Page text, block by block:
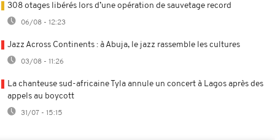
308 otages libérés lors d’une opération de sauvetage record
06/08 - 12:23
Jazz Across Continents : à Abuja, le jazz rassemble les cultures
03/08 - 11:26
La chanteuse sud-africaine Tyla annule un concert à Lagos après des
appels au boycott
31/07 - 15:15